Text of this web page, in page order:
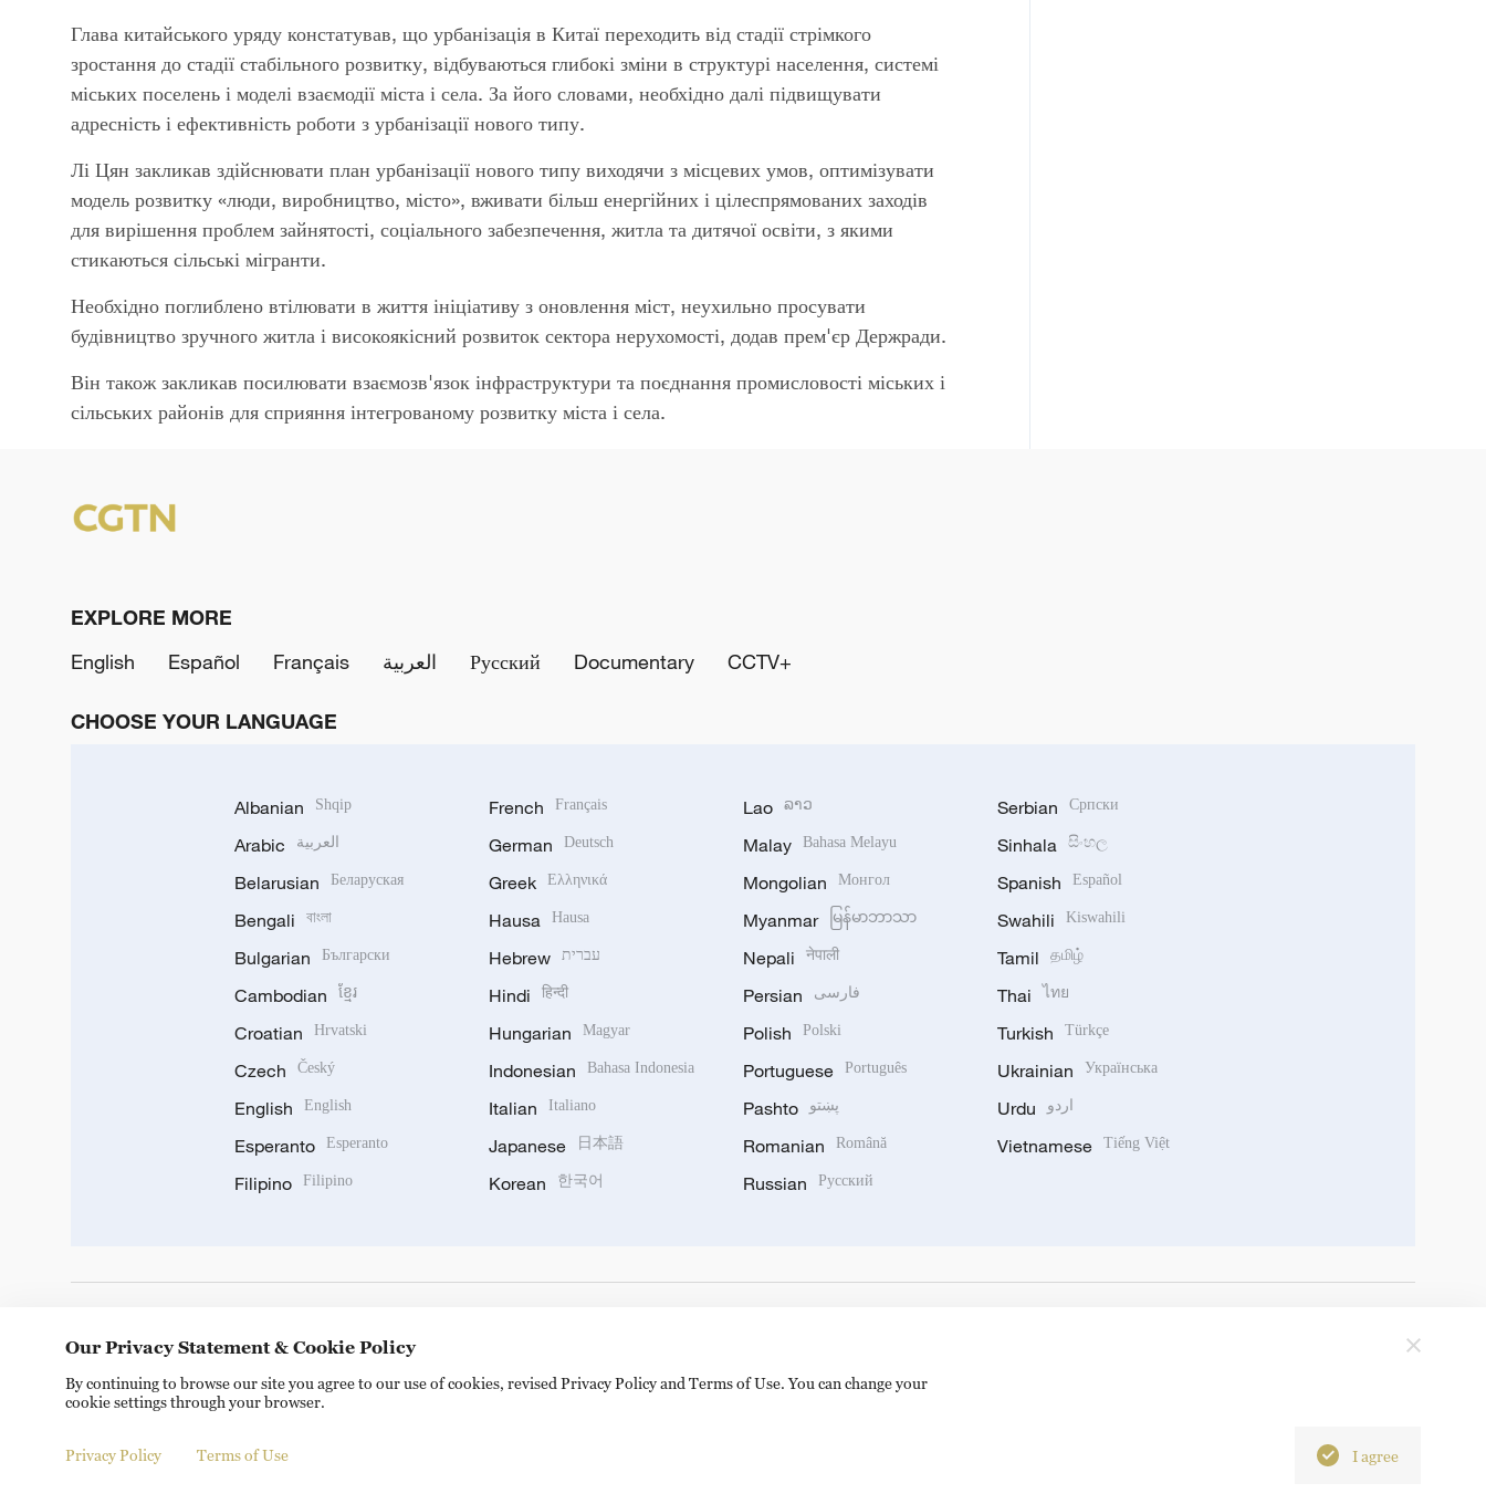
Глава китайського уряду констатував, що урбанізація в Китаї переходить від стадії стрімкого
зростання до стадії стабільного розвитку, відбуваються глибокі зміни в структурі населення, системі
міських поселень і моделі взаємодії міста і села. За його словами, необхідно далі підвищувати
адресність і ефективність роботи з урбанізації нового типу.
Лі Цян закликав здійснювати план урбанізації нового типу виходячи з місцевих умов, оптимізувати
модель розвитку «люди, виробництво, місто», вживати більш енергійних і цілеспрямованих заходів
для вирішення проблем зайнятості, соціального забезпечення, житла та дитячої освіти, з якими
стикаються сільські мігранти.
Необхідно поглиблено втілювати в життя ініціативу з оновлення міст, неухильно просувати
будівництво зручного житла і високоякісний розвиток сектора нерухомості, додав прем'єр Держради.
Він також закликав посилювати взаємозв'язок інфраструктури та поєднання промисловості міських і
сільських районів для сприяння інтегрованому розвитку міста і села.
EXPLORE MORE
English
Español Français العربية Русский Documentary CCTV+
CHOOSE YOUR LANGUAGE
Albanian Shqip
Arabic العربية
Belarusian Беларуская
Bengali বাংলা
Bulgarian Български
Cambodian ខ្មែរ
Croatian Hrvatski
Czech Český
English English
Esperanto Esperanto
Filipino Filipino
French Français
German Deutsch
Greek Ελληνικά
Hausa Hausa
Hebrew עברית
Hindi हिन्दी
Hungarian Magyar
Indonesian Bahasa Indonesia
Italian Italiano
Japanese 日本語
Korean 한국어
Lao ລາວ
Malay Bahasa Melayu
Mongolian Монгол
Myanmar မြန်မာဘာသာ
Nepali नेपाली
Persian فارسی
Polish Polski
Portuguese Português
Pashto پښتو
Romanian Română
Russian Русский
Serbian Српски
Sinhala සිංහල
Spanish Español
Swahili Kiswahili
Tamil தமிழ்
Thai ไทย
Turkish Türkçe
Ukrainian Українська
Urdu اردو
Vietnamese Tiếng Việt
Copyright © 2024 CGTN. 京ICP备20000184号
Our Privacy Statement & Cookie Policy
By continuing to browse our site you agree to our use of cookies, revised Privacy Policy and Terms of Use. You can change your
cookie settings through your browser.
Privacy Policy Terms of Use I agree